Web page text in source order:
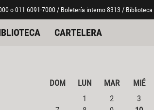
o 011 6091-7000 / Boletería interno 8313 /
CARTELERA
DOM LUN MAR MIÉ
1
2 3